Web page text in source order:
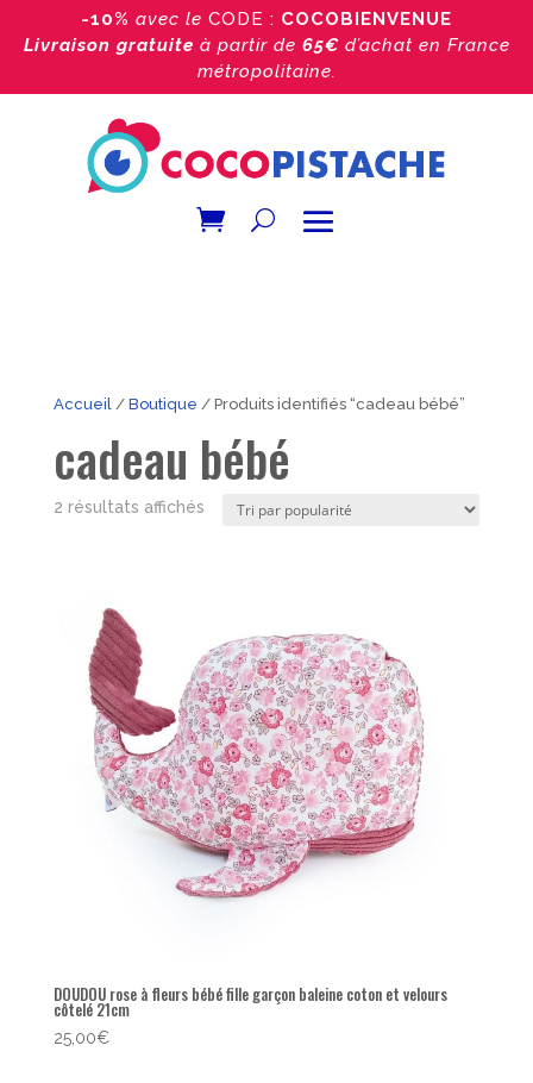
-10% avec le CODE : COCOBIENVENUE
Livraison gratuite à partir de 65€ d’achat en France
métropolitaine.
Accueil/ Boutique / Produits identifiés “cadeau bébé”
cadeau bébé
2 résultats affichésTrié
DOUDOU rose à fleurs bébé fille garçon baleine coton et velours
côtelé 21cm
25,00€